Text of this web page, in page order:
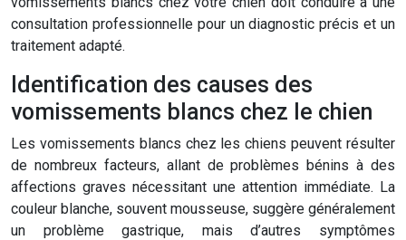
consultation professionnelle pour un diagnostic précis et un
traitement adapté.
Identification des causes des
vomissements blancs chez le chien
Les vomissements blancs chez les chiens peuvent résulter
de nombreux facteurs, allant de problèmes bénins à des
affections graves nécessitant une attention immédiate. La
couleur blanche, souvent mousseuse, suggère généralement
un problème gastrique, mais d’autres symptômes